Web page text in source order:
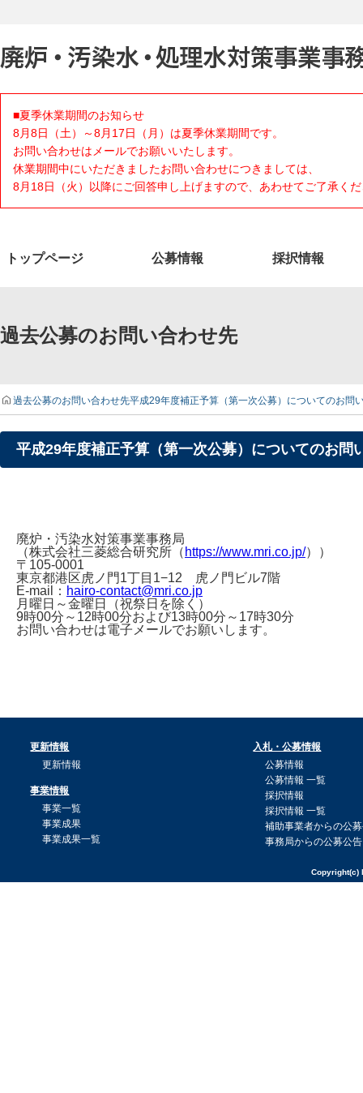
■夏季休業期間のお知らせ
8月8日（土）～8月17日（月）は夏季休業期間です。
お問い合わせはメールでお願いいたします。
休業期間中にいただきましたお問い合わせにつきましては、
8月18日（火）以降にご回答申し上げますので、あわせてご了承く
トップページ 公募情報 採択情報
過去公募のお問い合わせ先
過去公募のお問い合わせ先平成29年度補正予算（第一次公募）についてのお問
平成29年度補正予算（第一次公募）についてのお問
廃炉・汚染水対策事業事務局
（株式会社三菱総合研究所（ https://www.mri.co.jp/））
〒105-0001
東京都港区虎ノ門1丁目1−12 虎ノ門ビル7階
E-mail： hairo-contact@mri.co.jp
月曜日～金曜日（祝祭日を除く）
9時00分～12時00分および13時00分～17時30分
お問い合わせは電子メールでお願いします。
更新情報
更新情報
事業情報
事業一覧
事業成果
事業成果一覧
入札・公募情報
公募情報
公募情報 一覧
採択情報
採択情報 一覧
補助事業者からの公
事務局からの公募公告
Copyright(c)